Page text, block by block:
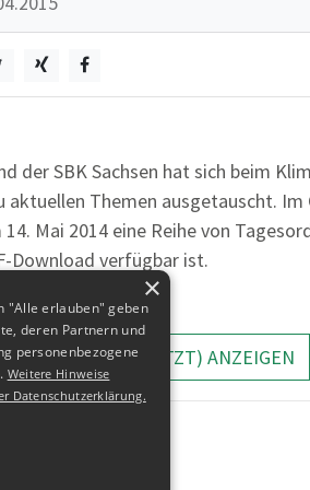
der SBK Sachsen hat sich beim
aktuellen Themen ausgetauscht.
Mai 2014 eine Reihe von
Download verfügbar ist.
(GESCHÜTZT) ANZEIGEN
×
"Alle erlauben" geben
deren Partnern und
personenbezogene
Weitere Hinweise
Datenschutzerklärung.